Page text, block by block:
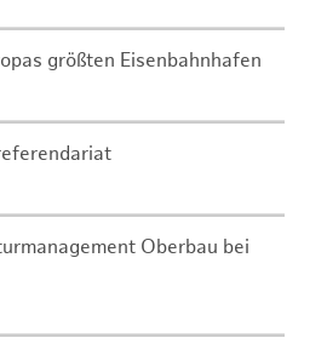
größten Eisenbahnhafen
Oberbau bei